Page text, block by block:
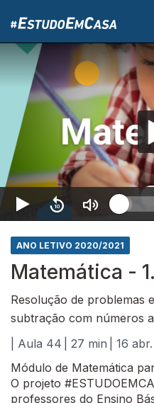
ANO LETIVO 2020/2021
Matemática -
Resolução de problemas
subtração com números
| Aula 44
| 27 min
| 16
Módulo de Matemática
O projeto
professores do Ensino